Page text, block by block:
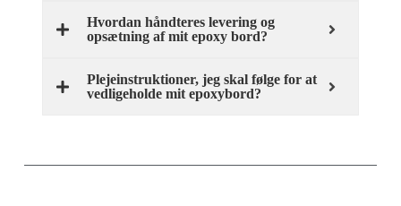
Hvordan håndteres levering og
opsætning af mit epoxy bord?
Plejeinstruktioner, jeg skal følge for at
vedligeholde mit epoxybord?